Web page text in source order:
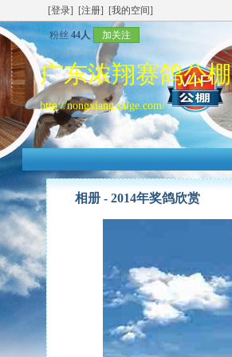
[登录] [注册] [我的空间]
粉丝 44人 加关注
广东浓翔赛鸽公棚
http://nongxiang.saige.com/
相册 - 2014年奖鸽欣赏